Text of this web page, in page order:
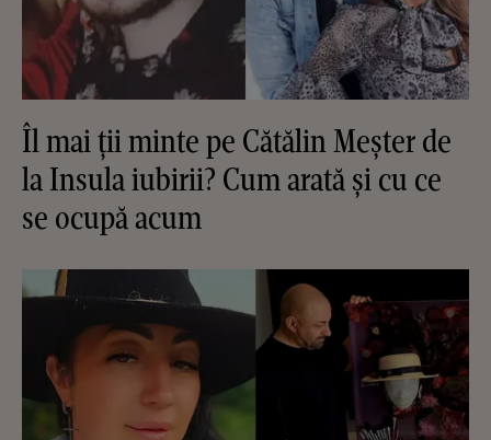
Îl mai ții minte pe Cătălin Meșter de
la Insula iubirii? Cum arată și cu ce
se ocupă acum